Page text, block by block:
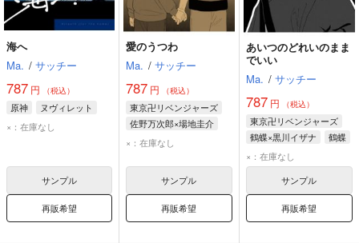
海へ
Ma. / サッチー
787 円 （税込）
原神
ヌヴィレット
×：在庫なし
サンプル
再販希望
愛のうつわ
Ma. / サッチー
787 円 （税込）
東京卍リベンジャーズ
佐野万次郎×場地圭介
佐野万次郎
×：在庫なし
サンプル
再販希望
あいつのどれいのまま
でいい
Ma. / サッチー
787円 （税込）
東京卍リベンジャーズ
鶴蝶×黒川イザナ
鶴蝶
黒川イザナ
×：在庫なし
サンプル
再販希望